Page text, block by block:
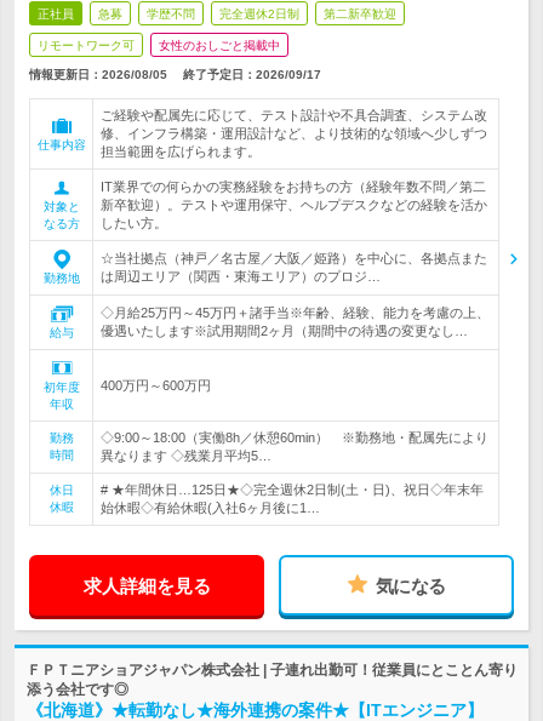
正社員 急募 学歴不問 完全週休2日制 第二新卒歓迎
リモートワーク可 女性のおしごと掲載中
情報更新日：2026/08/05 終了予定日： 2026/09/17
仕事内容
ご経験や配属先に応じて、テスト設計や不具合調査、システム改
修、インフラ構築・運用設計など、より技術的な領域へ少しずつ
担当範囲を広げられます。
対象と
なる方
IT業界での何らかの実務経験をお持ちの方（経験年数不問／第二
新卒歓迎）。テストや運用保守、ヘルプデスクなどの経験を活か
したい方。
勤務地
☆当社拠点（神戸／名古屋／大阪／姫路）を中心に、各拠点また
は周辺エリア（関西・東海エリア）のプロジ…
給与
◇月給25万円～45万円＋諸手当※年齢、経験、能力を考慮の上、
優遇いたします※試用期間2ヶ月（期間中の待遇の変更なし…
初年度
年収
400万円～600万円
勤務
時間
◇9:00～18:00（実働8h／休憩60min） ※勤務地・配属先により
異なります ◇残業月平均5…
休日
休暇
# ★年間休日…125日★◇完全週休2日制(土・日)、祝日◇年末年
始休暇◇有給休暇(入社6ヶ月後に1…
求人詳細を見る 気になる
ＦＰＴニアショアジャパン株式会社 | 子連れ出勤可！従業員にとことん寄り
添う会社です◎
《北海道》★転勤なし★海外連携の案件★【ITエンジニア】